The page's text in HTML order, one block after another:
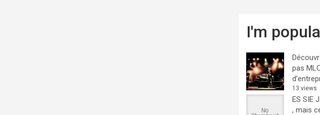
I'm
pas
13 views
ES SIE
, mais